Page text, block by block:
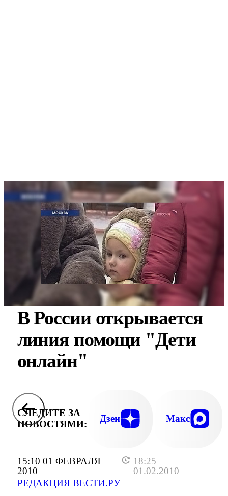
15:10 01 ФЕВРАЛЯ
2010
18:25
01.02.2010
РЕДАКЦИЯ ВЕСТИ.РУ
В России открывается
линия помощи "Дети
онлайн"
СЛЕДИТЕ ЗА
НОВОСТЯМИ:
Дзен Макс